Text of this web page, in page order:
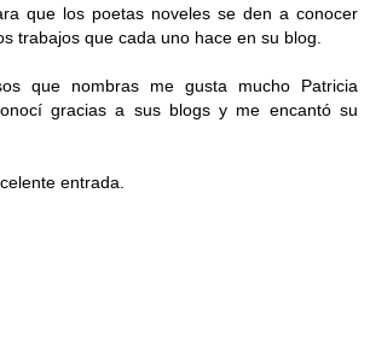
que los poetas noveles se den a conocer
trabajos que cada uno hace en su blog.
que nombras me gusta mucho Patricia
gracias a sus blogs y me encantó su
entrada.